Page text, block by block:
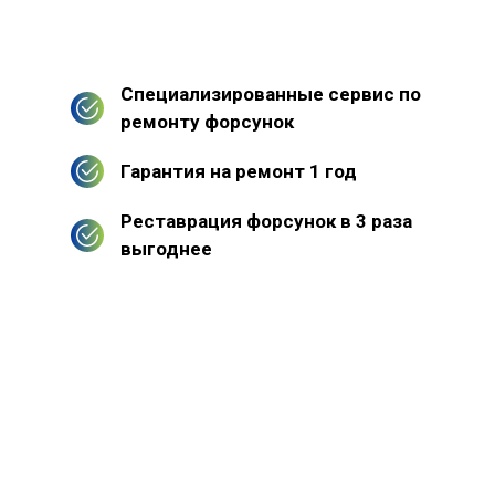
Специализированные сервис по
ремонту форсунок
Гарантия на ремонт 1 год
Реставрация форсунок в 3 раза
выгоднее